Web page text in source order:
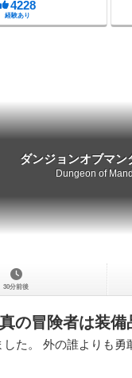
4228
経験あり
ダンジョンオブマン
Dungeon of
30分前後
の冒険者は装
た。 外の誰よりも